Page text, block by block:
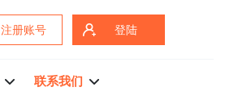
注册账号 登陆
联系我们